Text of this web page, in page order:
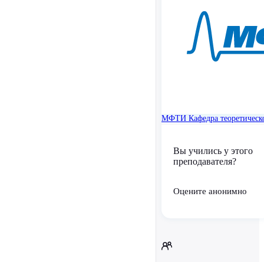
МФТИ Кафедра
Вы учились у этого
преподавателя?
Оцените анонимно